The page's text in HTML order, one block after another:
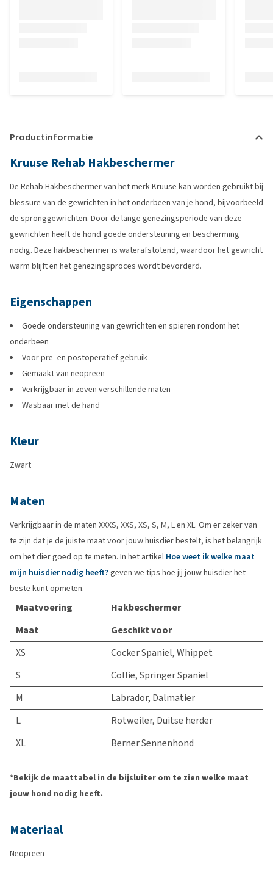
Productinformatie
Kruuse Rehab Hakbeschermer
De Rehab Hakbeschermer van het merk Kruuse kan worden gebruikt bij
blessure van de gewrichten in het onderbeen van je hond, bijvoorbeeld
de spronggewrichten. Door de lange genezingsperiode van deze
gewrichten heeft de hond goede ondersteuning en bescherming
nodig. Deze hakbeschermer is waterafstotend, waardoor het gewricht
warm blijft en het genezingsproces wordt bevorderd.
Eigenschappen
Goede ondersteuning van gewrichten en spieren rondom het
onderbeen
Voor pre- en postoperatief gebruik
Gemaakt van neopreen
Verkrijgbaar in zeven verschillende maten
Wasbaar met de hand
Kleur
Zwart
Maten
Verkrijgbaar in de maten XXXS, XXS, XS, S, M, L en XL. Om er zeker van
te zijn dat je de juiste maat voor jouw huisdier bestelt, is het belangrijk
om het dier goed op te meten. In het artikel Hoe weet ik welke maat
mijn huisdier nodig heeft?geven we tips hoe jij jouw huisdier het
beste kunt opmeten.
Maatvoering
Hakbeschermer
Maat
Geschikt voor
XS
Cocker Spaniel, Whippet
S
Collie, Springer Spaniel
M
Labrador, Dalmatier
L
Rotweiler, Duitse herder
XL
Berner Sennenhond
*Bekijk de maattabel in de bijsluiter om te zien welke maat
jouw hond nodig heeft.
Materiaal
Neopreen